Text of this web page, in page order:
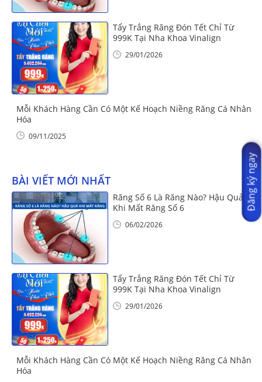
Tẩy Trắng Răng Đón Tết Chỉ Từ
999K Tại Nha Khoa Vinalign
29/01/2026
Mỗi Khách Hàng Cần Có Một Kế Hoạch Niềng Răng Cá Nhân
Hóa
09/11/2025
BÀI VIẾT MỚI NHẤT
Răng Số 6 Là Răng Nào? Hậu Quả
Khi Mất Răng Số 6
06/02/2026
Tẩy Trắng Răng Đón Tết Chỉ Từ
999K Tại Nha Khoa Vinalign
29/01/2026
Mỗi Khách Hàng Cần Có Một Kế Hoạch Niềng Răng Cá Nhân
Hóa
Đăng ký ngay